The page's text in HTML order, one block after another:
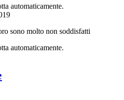
automaticamente.
sono molto non soddisfatti
automaticamente.